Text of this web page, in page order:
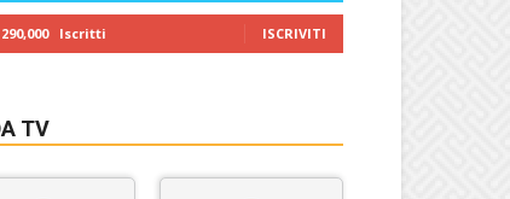
290,000 Iscritti ISCRIVITI
TV